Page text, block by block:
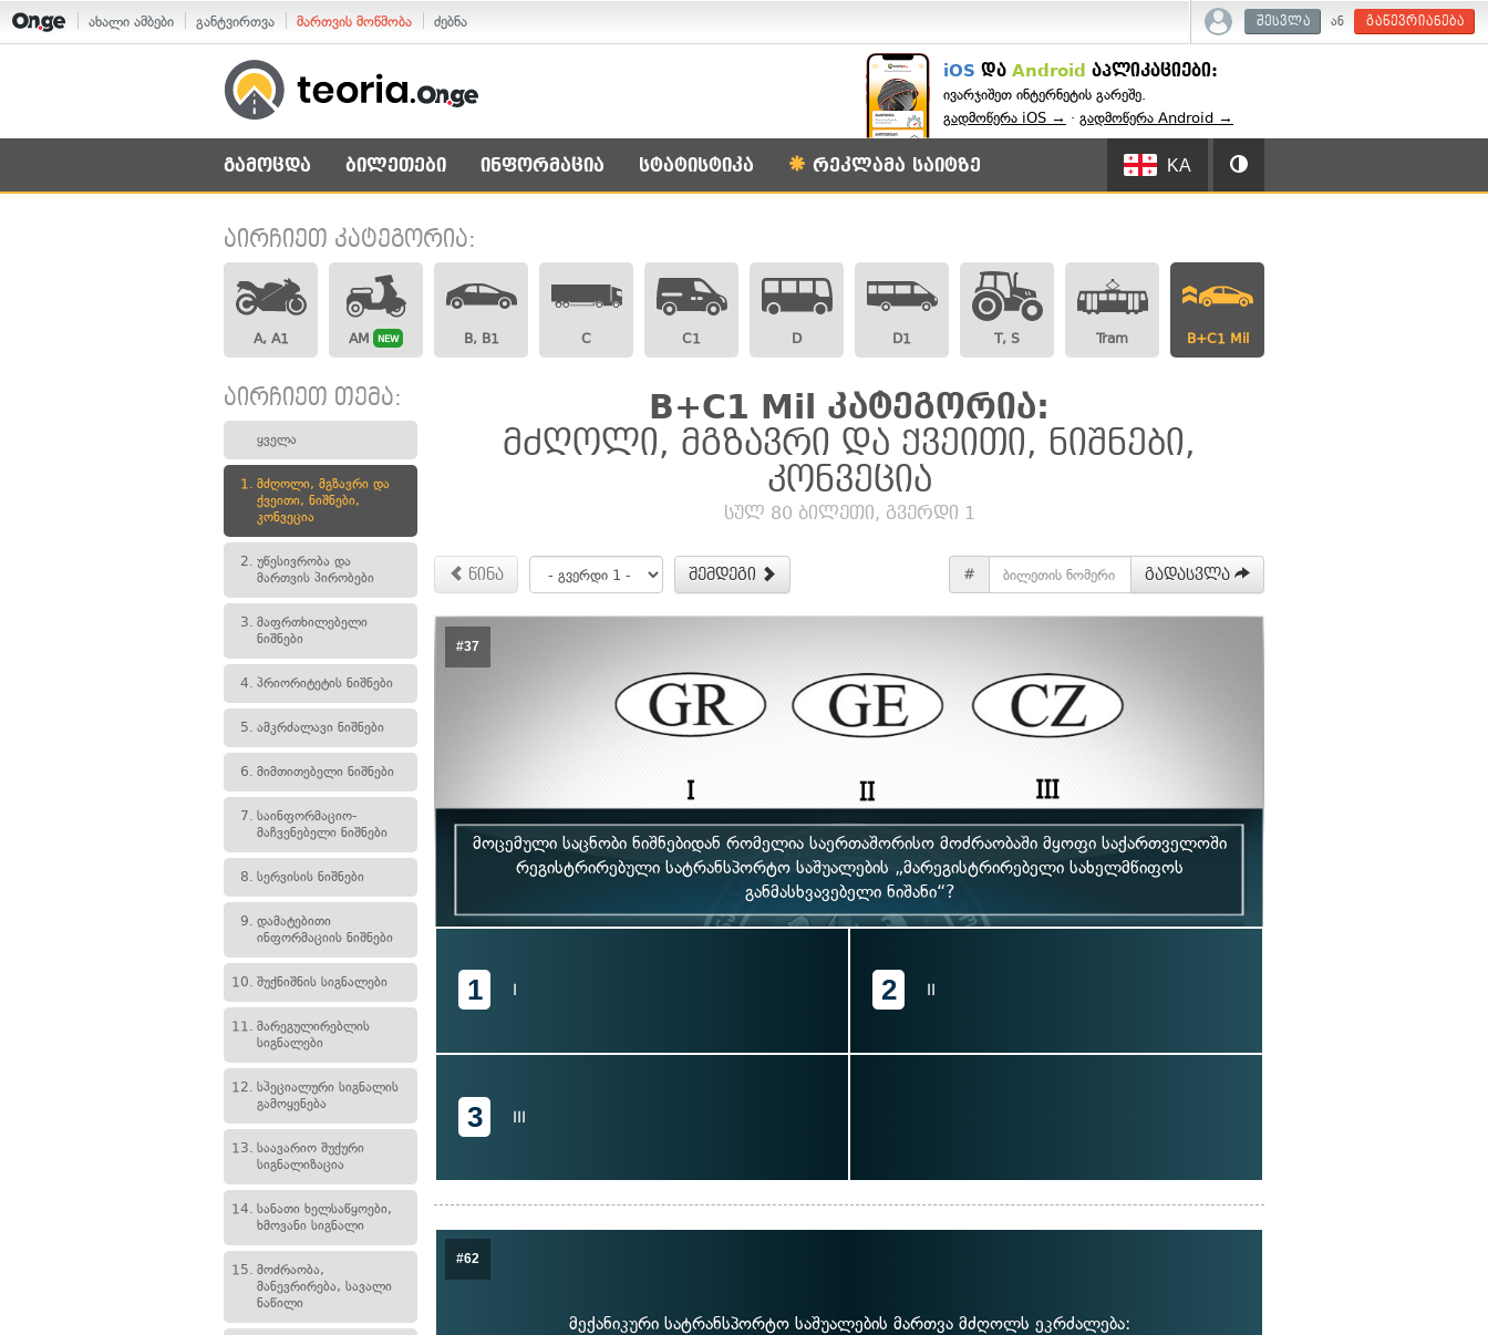
ახალი ამბები განტვირთვა მართვის მოწმობა ძებნა შესვლა ან გაწევრიანება
iOS და Android აპლიკაციები:
ივარჯიშეთ ინტერნეტის გარეშე.
გადმოწერა iOS → · გადმოწერა Android →
გამოცდა ბილეთები ინფორმაცია სტატისტიკა რეკლამა საიტზე KA
აირჩიეთ კატეგორია:
A, A1 AM NEW B, B1 C C1 D D1 T, S Tram B+C1 Mil
აირჩიეთ თემა:
ყველა
1. მძღოლი, მგზავრი და
ქვეითი, ნიშნები,
კონვეცია
2. უწესივრობა და
მართვის პირობები
3. მაფრთხილებელი
ნიშნები
4. პრიორიტეტის ნიშნები
5. ამკრძალავი ნიშნები
6. მიმთითებელი ნიშნები
7. საინფორმაციო-
მაჩვენებელი ნიშნები
8. სერვისის ნიშნები
9. დამატებითი
ინფორმაციის ნიშნები
10. შუქნიშნის სიგნალები
11. მარეგულირებლის
სიგნალები
12. სპეციალური სიგნალის
გამოყენება
13. საავარიო შუქური
სიგნალიზაცია
14. სანათი ხელსაწყოები,
ხმოვანი სიგნალი
15. მოძრაობა,
მანევრირება, სავალი
ნაწილი
B+C1 Mil კატეგორია:
მძღოლი, მგზავრი და ქვეითი, ნიშნები,
კონვეცია
სულ 80 ბილეთი, გვერდი 1
წინა შემდეგი # გადასვლა
#37
მოცემული საცნობი ნიშნებიდან რომელია საერთაშორისო მოძრაობაში მყოფი საქართველოში
რეგისტრირებული სატრანსპორტო საშუალების „მარეგისტრირებელი სახელმწიფოს
განმასხვავებელი ნიშანი“?
1 I 2 II
3 III
#62
მექანიკური სატრანსპორტო საშუალების მართვა მძღოლს ეკრძალება: